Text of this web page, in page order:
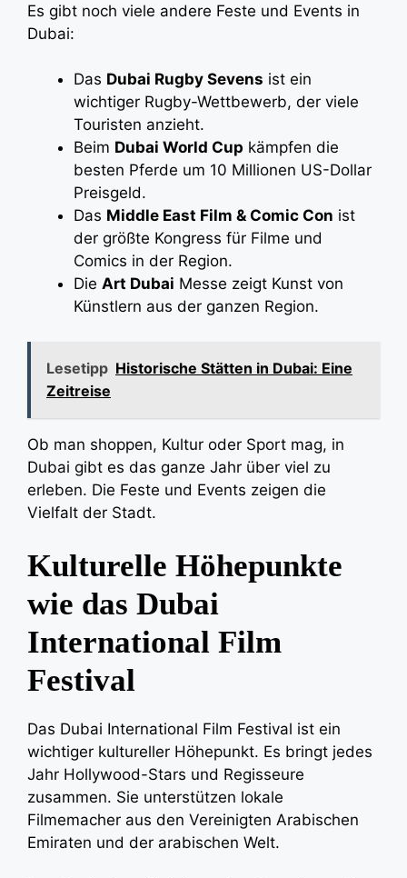
Es gibt noch viele andere Feste und Events in
Dubai:
Das Dubai Rugby Sevens ist ein
wichtiger Rugby-Wettbewerb, der viele
Touristen anzieht.
Beim Dubai World Cup kämpfen die
besten Pferde um 10 Millionen US-Dollar
Preisgeld.
Das Middle East Film & Comic Con ist
der größte Kongress für Filme und
Comics in der Region.
Die Art Dubai Messe zeigt Kunst von
Künstlern aus der ganzen Region.
Lesetipp Historische Stätten in Dubai: Eine
Zeitreise
Ob man shoppen, Kultur oder Sport mag, in
Dubai gibt es das ganze Jahr über viel zu
erleben. Die Feste und Events zeigen die
Vielfalt der Stadt.
Kulturelle Höhepunkte
wie das Dubai
International Film
Festival
Das Dubai International Film Festival ist ein
wichtiger kultureller Höhepunkt. Es bringt jedes
Jahr Hollywood-Stars und Regisseure
zusammen. Sie unterstützen lokale
Filmemacher aus den Vereinigten Arabischen
Emiraten und der arabischen Welt.